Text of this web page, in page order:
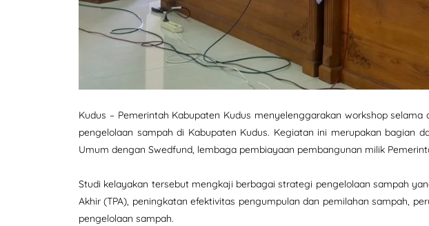
Kudus – Pemerintah Kabupaten Kudus menyelenggarakan workshop
pengelolaan sampah di Kabupaten Kudus. Kegiatan ini merupakan bagian
Umum dengan Swedfund, lembaga pembiayaan pembangunan milik
Studi kelayakan tersebut mengkaji berbagai strategi pengelolaan sampah
Akhir (TPA), peningkatan efektivitas pengumpulan dan pemilahan sampah,
pengelolaan sampah.